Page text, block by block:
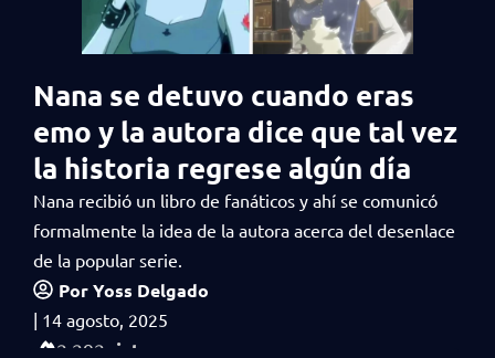
Nana se detuvo cuando eras
emo y la autora dice que tal vez
la historia regrese algún día
Nana recibió un libro de fanáticos y ahí se comunicó
formalmente la idea de la autora acerca del desenlace
de la popular serie.
PorYoss Delgado
| 14 agosto, 2025
2,292 vistas